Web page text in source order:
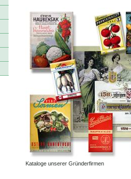
Kataloge unserer Gründerfirmen